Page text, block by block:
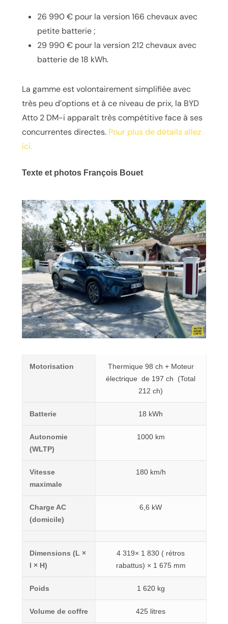
26 990 € pour la version 166 chevaux avec
petite batterie ;
29 990 € pour la version 212 chevaux avec
batterie de 18 kWh.
La gamme est volontairement simplifiée avec
très peu d’options et à ce niveau de prix, la BYD
Atto 2 DM-i apparaît très compétitive face à ses
concurrentes directes. Pour plus de détails allez
ici.
Texte et photos François Bouet
Motorisation
Thermique 98 ch + Moteur
électrique de 197 ch (Total
212 ch)
Batterie 18 kWh
Autonomie
(WLTP)
1000 km
Vitesse
maximale
180 km/h
Charge AC
(domicile)
6,6 kW
Dimensions (L ×
l × H)
4 319× 1 830 ( rétros
rabattus) × 1 675 mm
Poids 1 620 kg
Volume de coffre 425 litres